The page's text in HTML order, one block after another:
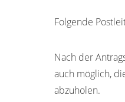
Folgende
Nach der
auch möglich,
abzuholen.